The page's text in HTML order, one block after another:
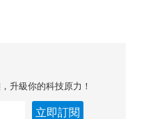
升級你的科技原力！
立即訂閱